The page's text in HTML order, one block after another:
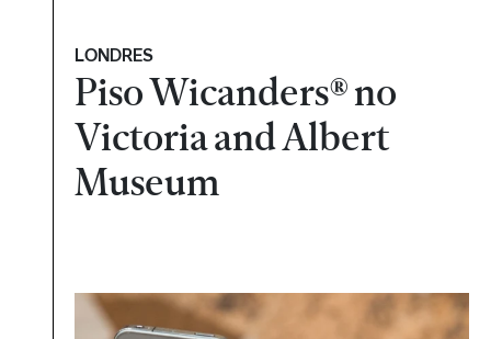
LONDRES
Piso Wicanders® no
Victoria and Albert
Museum